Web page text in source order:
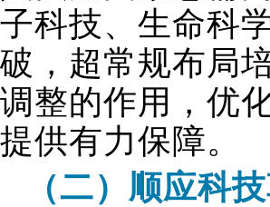
子科技、生命科
破，超常规布局
调整的作用，优
提供有力保障。
（二）顺应科